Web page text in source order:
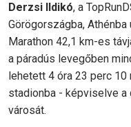
Derzsi Ildikó, a
Görögországba,
Marathon 42,1 km-es
a páradús levegőben
lehetett 4 óra 23 perc
stadionba - képviselve a
városát.